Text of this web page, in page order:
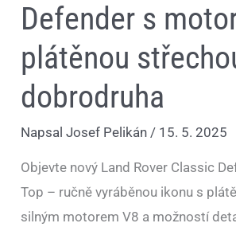
Defender s
plátěnou
dobrodruha
NapsalJosef Pelikán / 15. 5. 2025
Objevte nový Land Rover Classic
Top – ručně vyráběnou ikonu s
silným motorem V8 a možností